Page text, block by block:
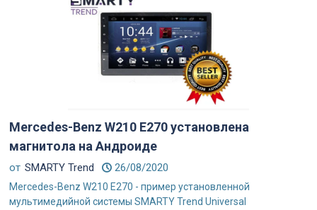
Mercedes-Benz W210 E270 установлена
магнитола на Андроиде
от SMARTY Trend 26/08/2020
Mercedes-Benz W210 E270 - пример установленной
мультимедийной системы SMARTY Trend Universal